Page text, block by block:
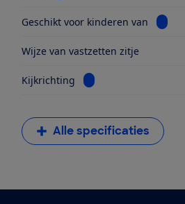
Geschikt voor kinderen van
Wijze van vastzetten zitje
Kijkrichting Bekijk informatie voor
Alle specificaties